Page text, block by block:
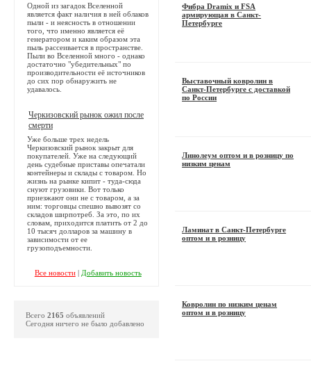
Фибра Dramix и FSA
армирующая в Санкт-
Петербурге
Выставочный ковролин в
Санкт-Петербурге с доставкой
по России
Линолеум оптом и в розницу по
низким ценам
Ламинат в Санкт-Петербурге
оптом и в розницу
Ковролин по низким ценам
оптом и в розницу
Одной из загадок Вселенной
является факт наличия в ней облаков
пыли - и неясность в отношении
того, что именно является её
генератором и каким образом эта
пыль рассеивается в пространстве.
Пыли во Вселенной много - однако
достаточно "убедительных" по
производительности её источников
до сих пор обнаружить не
удавалось.
Черкизовский рынок ожил после
смерти
Уже больше трех недель
Черкизовский рынок закрыт для
покупателей. Уже на следующий
день судебные приставы опечатали
контейнеры и склады с товаром. Но
жизнь на рынке кипит - туда-сюда
снуют грузовики. Вот только
приезжают они не с товаром, а за
ним: торговцы спешно вывозят со
складов ширпотреб. За это, по их
словам, приходится платить от 2 до
10 тысяч долларов за машину в
зависимости от ее
грузоподъемности.
Все новости| Добавить новость
Всего 2165 объявлений
Сегодня ничего не было добавлено